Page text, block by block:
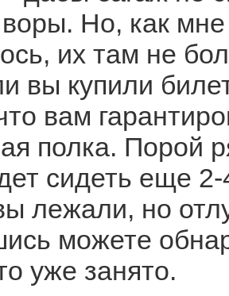
воры. Но, как мне
их там не
вы купили
вам
полка. Порой
сидеть еще
лежали, но
можете
уже занято.